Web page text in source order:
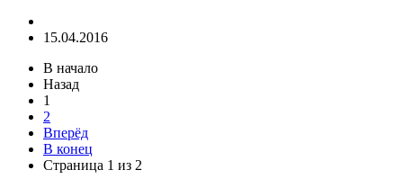
15.04.2016
В начало
Назад
1
2
Вперёд
В конец
Страница 1 из 2